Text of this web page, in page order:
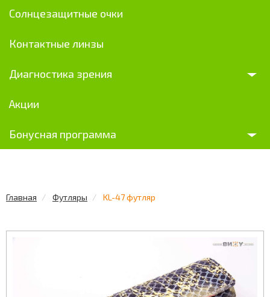
Солнцезащитные очки
Контактные линзы
Диагностика зрения
Акции
Бонусная программа
Главная Футляры KL-47 футляр